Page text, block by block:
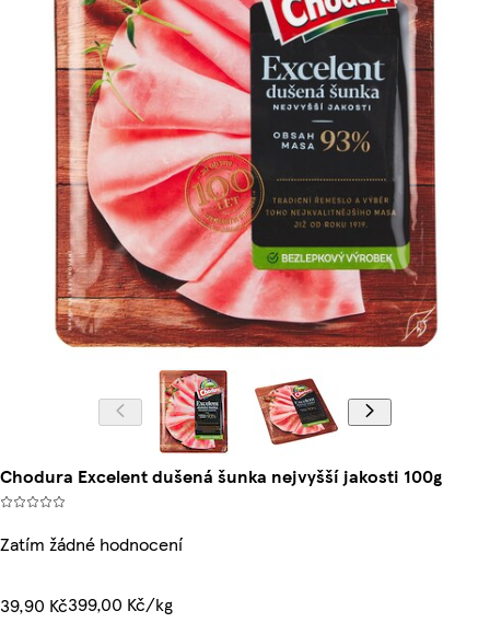
Chodura Excelent dušená šunka nejvyšší jakosti 100g
Zatím žádné hodnocení
39,90 Kč399,00 Kč/kg